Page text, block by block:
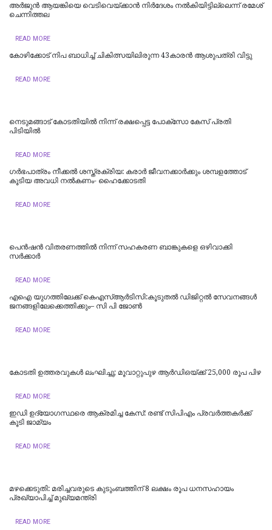
അർജുൻ ആയങ്കിയെ വെടിവെയ്ക്കാൻ നിർദേശം നൽകിയിട്ടില്ലെന്ന് രമേശ്
ചെന്നിത്തല
READ MORE
കോഴിക്കോട് നിപ ബാധിച്ച് ചികിത്സയിലിരുന്ന 43കാരന്‍ ആശുപത്രി വിട്ടു
READ MORE
നെടുമങ്ങാട് കോടതിയില്‍ നിന്ന് രക്ഷപ്പെട്ട പോക്‌സോ കേസ് പ്രതി
പിടിയില്‍
READ MORE
ഗർഭപാത്രം നീക്കൽ ശസ്ത്രക്രിയ: കരാർ ജീവനക്കാർക്കും ശമ്പളത്തോട്
കൂടിയ അവധി നൽകണം- ഹൈക്കോടതി
READ MORE
പെൻഷൻ വിതരണത്തിൽ നിന്ന് സഹകരണ ബാങ്കുകളെ ഒഴിവാക്കി
സർക്കാർ
READ MORE
എഐ യുഗത്തിലേക്ക് കെഎസ്ആർടിസി:കൂടുതൽ ഡിജിറ്റൽ സേവനങ്ങൾ
ജനങ്ങളിലേക്കെത്തിക്കും– സി പി ജോൺ
READ MORE
കോടതി ഉത്തരവുകൾ ലംഘിച്ചു; മൂവാറ്റുപുഴ ആർഡിഒയ്ക്ക് 25,000 രൂപ പിഴ
READ MORE
ഇഡി ഉദ്യോഗസ്ഥരെ ആക്രമിച്ച കേസ്: രണ്ട് സിപിഎം പ്രവർത്തകർക്ക്
കൂടി ജാമ്യം
READ MORE
മഴക്കെടുതി: മരിച്ചവരുടെ കുടുംബത്തിന് 8 ലക്ഷം രൂപ ധനസഹായം
പ്രഖ്യാപിച്ച് മുഖ്യമന്ത്രി
READ MORE